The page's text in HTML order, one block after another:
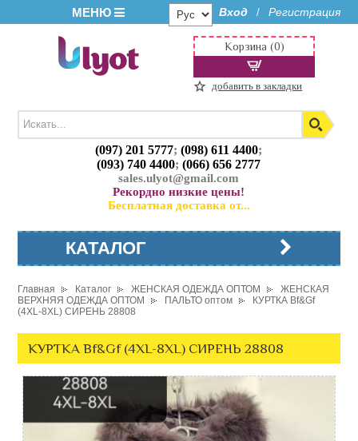
МЕНЮ Вход / Регистрация
(097) 201 5777;(098) 611 4400;
(093) 740 4400;(066) 656 2777
sales.ulyot@gmail.com
Рекордно низкие цены!
Бесплатная доставка от...
Корзина (0)
добавить в закладки
КАТАЛОГ
Главная Каталог ЖЕНСКАЯ ОДЕЖДА ОПТОМ
ЖЕНСКАЯ
ВЕРХНЯЯ ОДЕЖДА ОПТОМ
ПАЛЬТО оптом
КУРТКА Bf&Gf
(4XL-8XL) СИРЕНЬ 28808
КУРТКА Bf&Gf (4XL-8XL) СИРЕНЬ 28808